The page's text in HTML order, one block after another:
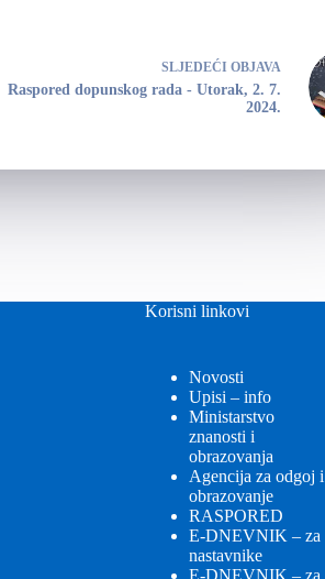
SLJEDEĆI OBJAVA
Raspored dopunskog rada - Utorak, 2. 7.
2024.
Korisni linkovi
Novosti
Upisi – info
Ministarstvo
znanosti i
obrazovanja
Agencija za odgoj i
obrazovanje
RASPORED
E-DNEVNIK – za
nastavnike